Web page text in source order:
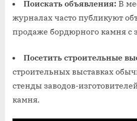
Поискать объявления: В
журналах часто публикуют
продаже бордюрного камня с
Посетить строительные
строительных выставках
стенды заводов-
камня.